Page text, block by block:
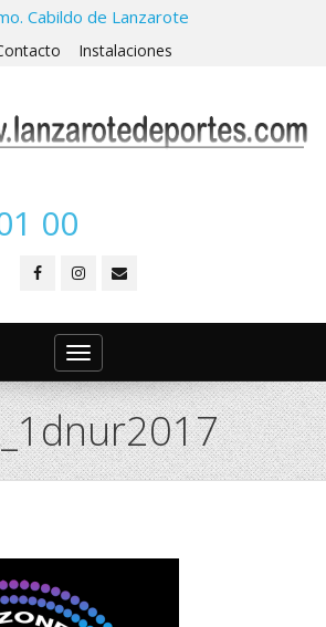
Cabildo de Lanzarote
Instalaciones
00
Toggle
navigation